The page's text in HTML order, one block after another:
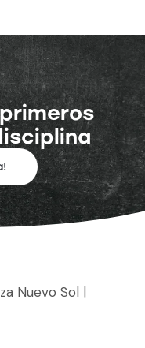
Nuevo Sol |